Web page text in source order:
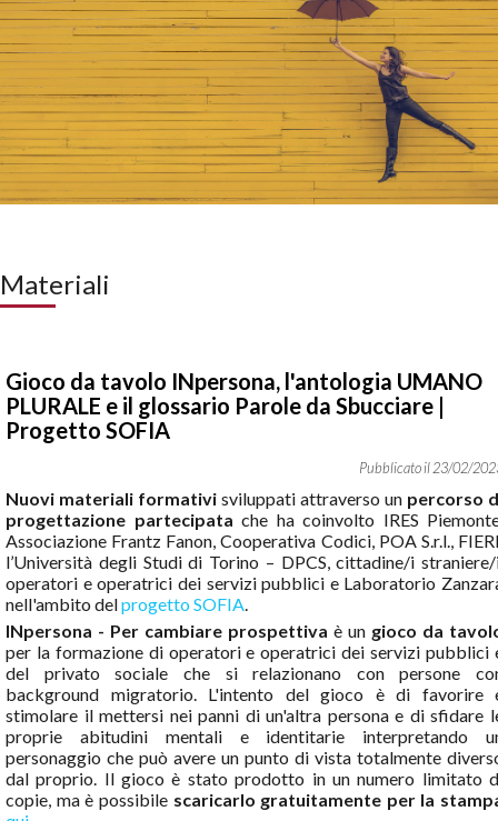
Materiali
Gioco da tavolo INpersona, l'antologia UMANO
PLURALE e il glossario Parole da Sbucciare |
Progetto SOFIA
23/02/
Nuovi materiali formativi sviluppati attraverso un percorso
progettazione partecipata che ha coinvolto IRES
Associazione Frantz Fanon, Cooperativa Codici, POA S.r.l.,
l’Università degli Studi di Torino – DPCS, cittadine/i
operatori e operatrici dei servizi pubblici e Laboratorio
nell'ambito delprogetto SOFIA.
INpersona - Per cambiare prospettiva è un gioco da
per la formazione di operatori e operatrici dei servizi pubblici
del privato sociale che si relazionano con persone
background migratorio. L'intento del gioco è di favorire
stimolare il mettersi nei panni di un'altra persona e di sfidare
proprie abitudini mentali e identitarie interpretando
personaggio che può avere un punto di vista totalmente
dal proprio. Il gioco è stato prodotto in un numero limitato
copie, ma è possibile scaricarlo gratuitamente per la